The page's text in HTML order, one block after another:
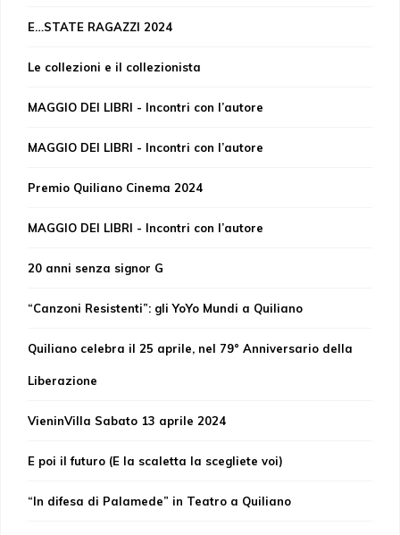
E…STATE RAGAZZI 2024
Le collezioni e il collezionista
MAGGIO DEI LIBRI - Incontri con l’autore
MAGGIO DEI LIBRI - Incontri con l’autore
Premio Quiliano Cinema 2024
MAGGIO DEI LIBRI - Incontri con l’autore
20 anni senza signor G
“Canzoni Resistenti”: gli YoYo Mundi a Quiliano
Quiliano celebra il 25 aprile, nel 79° Anniversario della
Liberazione
VieninVilla Sabato 13 aprile 2024
E poi il futuro (E la scaletta la scegliete voi)
“In difesa di Palamede” in Teatro a Quiliano